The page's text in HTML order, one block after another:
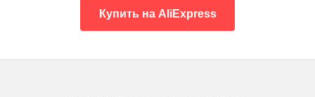
Купить на AliExpress